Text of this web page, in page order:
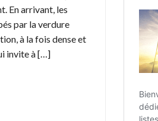
En arrivant, les
par la verdure
à la fois dense et
invite à […]